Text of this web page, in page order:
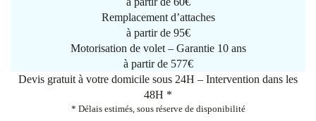
Remplacement d’attaches
à partir de 95€
Motorisation de volet – Garantie 10 ans
à partir de 577€
Devis gratuit à votre domicile sous 24H – Intervention dans les
48H *
* Délais estimés, sous réserve de disponibilité